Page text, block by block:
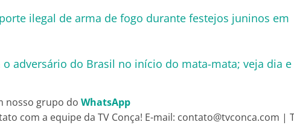
ilegal de arma de fogo durante festejos juninos em
o adversário do Brasil no início do mata-mata; veja dia e
nosso grupo do WhatsApp
com a equipe da TV Conça! E-mail: contato@tvconca.com |